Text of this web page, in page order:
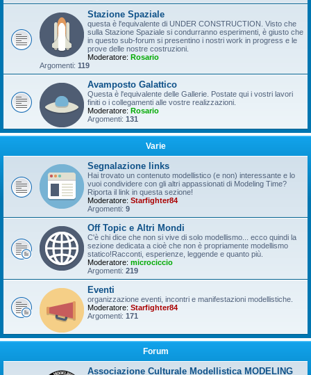
Stazione Spaziale
questa è l'equivalente di UNDER CONSTRUCTION. Visto che
sulla Stazione Spaziale si condurranno esperimenti, è giusto che
in questo sub-forum si presentino i nostri work in progress e le
prove delle nostre costruzioni.
Moderatore: Rosario
Argomenti: 119
Avamposto Galattico
Questa è l'equivalente delle Gallerie. Postate qui i vostri lavori
finiti o i collegamenti alle vostre realizzazioni.
Moderatore: Rosario
Argomenti: 131
Varie
Segnalazione links
Hai trovato un contenuto modellistico (e non) interessante e lo
vuoi condividere con gli altri appassionati di Modeling Time?
Riporta il link in questa sezione!
Moderatore: Starfighter84
Argomenti: 9
Off Topic e Altri Mondi
C'è chi dice che non si vive di solo modellismo... ecco quindi la
sezione dedicata a cioè che non è propriamente modellismo
statico!Racconti, esperienze, leggende e quanto più.
Moderatore: microciccio
Argomenti: 219
Eventi
organizzazione eventi, incontri e manifestazioni modellistiche.
Moderatore: Starfighter84
Argomenti: 171
Forum
Associazione Culturale Modellistica MODELING